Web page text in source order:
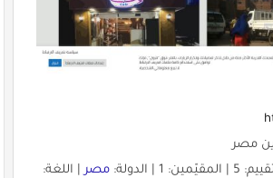
مصر
مصر| اللغة: